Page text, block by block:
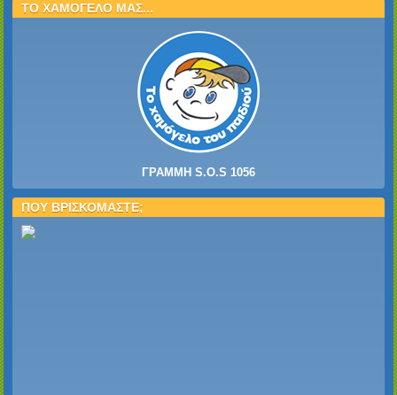
ΤΟ ΧΑΜΟΓΕΛΟ ΜΑΣ...
ΓΡΑΜΜΗ S.O.S 1056
ΠΟΥ ΒΡΙΣΚΟΜΑΣΤΕ;